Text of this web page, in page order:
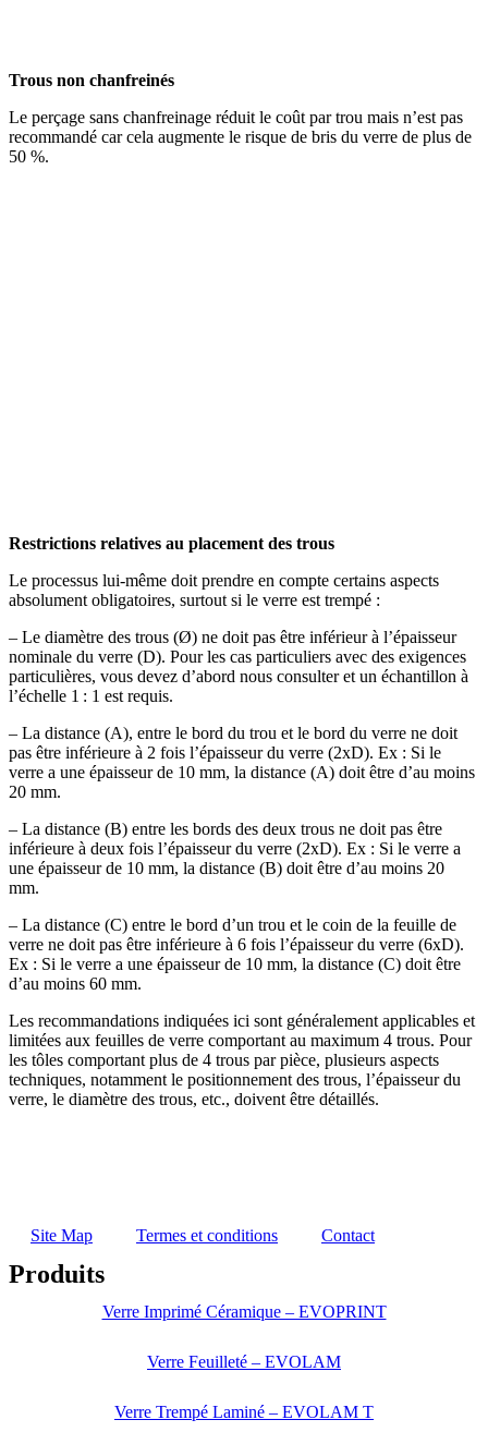
Trous non chanfreinés
Le perçage sans chanfreinage réduit le coût par trou mais n’est pas
recommandé car cela augmente le risque de bris du verre de plus de
50 %.
Restrictions relatives au placement des trous
Le processus lui-même doit prendre en compte certains aspects
absolument obligatoires, surtout si le verre est trempé :
– Le diamètre des trous (Ø) ne doit pas être inférieur à l’épaisseur
nominale du verre (D). Pour les cas particuliers avec des exigences
particulières, vous devez d’abord nous consulter et un échantillon à
l’échelle 1 : 1 est requis.
– La distance (A), entre le bord du trou et le bord du verre ne doit
pas être inférieure à 2 fois l’épaisseur du verre (2xD). Ex : Si le
verre a une épaisseur de 10 mm, la distance (A) doit être d’au moins
20 mm.
– La distance (B) entre les bords des deux trous ne doit pas être
inférieure à deux fois l’épaisseur du verre (2xD). Ex : Si le verre a
une épaisseur de 10 mm, la distance (B) doit être d’au moins 20
mm.
– La distance (C) entre le bord d’un trou et le coin de la feuille de
verre ne doit pas être inférieure à 6 fois l’épaisseur du verre (6xD).
Ex : Si le verre a une épaisseur de 10 mm, la distance (C) doit être
d’au moins 60 mm.
Les recommandations indiquées ici sont généralement applicables et
limitées aux feuilles de verre comportant au maximum 4 trous. Pour
les tôles comportant plus de 4 trous par pièce, plusieurs aspects
techniques, notamment le positionnement des trous, l’épaisseur du
verre, le diamètre des trous, etc., doivent être détaillés.
Site Map Termes et conditions Contact
Produits
Verre Imprimé Céramique – EVOPRINT
Verre Feuilleté – EVOLAM
Verre Trempé Laminé – EVOLAM T